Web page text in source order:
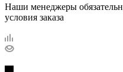
Наши менеджеры
условия заказа